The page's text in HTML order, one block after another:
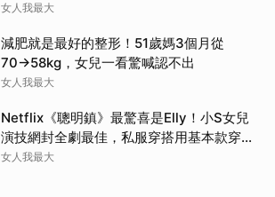
女人我最大
減肥就是最好的整形！51歲媽3個月從
70→58kg，女兒一看驚喊認不出
女人我最大
Netflix《聰明鎮》最驚喜是Elly！小S女兒
演技網封全劇最佳，私服穿搭用基本款穿出
高級感
女人我最大